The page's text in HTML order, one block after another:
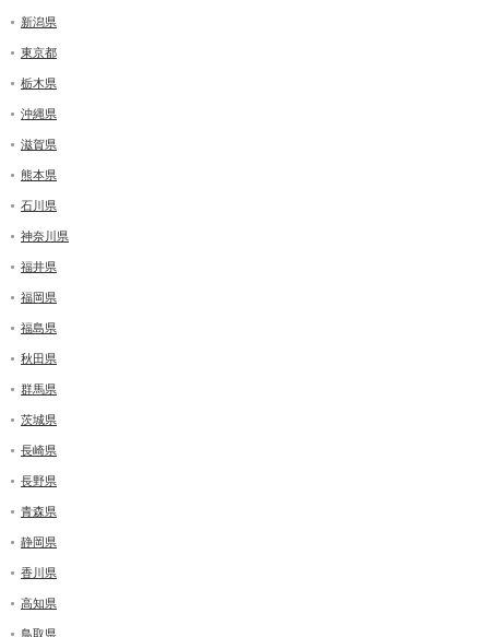
新潟県
東京都
栃木県
沖縄県
滋賀県
熊本県
石川県
神奈川県
福井県
福岡県
福島県
秋田県
群馬県
茨城県
長崎県
長野県
青森県
静岡県
香川県
高知県
鳥取県